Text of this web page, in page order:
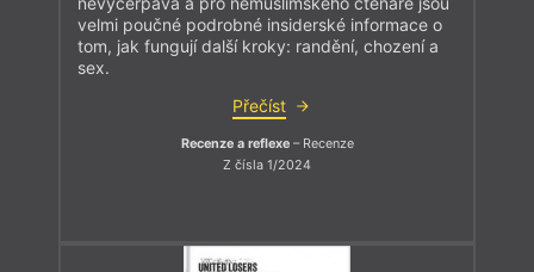
velmi poučné podrobné insiderské informace o
tom, jak fungují další kroky: randění, chození a
sex.
Přečíst
Recenze a reflexe– Recenze
Z čísla 1/2024